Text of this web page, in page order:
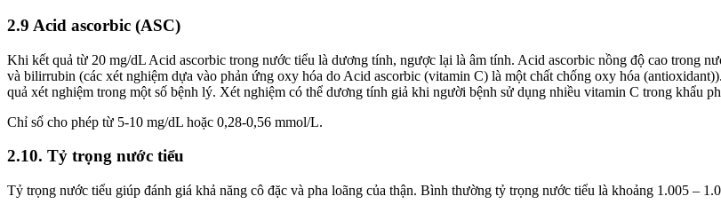
2.9 Acid ascorbic (ASC)
Khi kết quả từ 20 mg/dL Acid ascorbic trong nước tiểu là dương tính, ngược lại là âm tính. Acid ascorbic nồng độ cao trong
và bilirrubin (các xét nghiệm dựa vào phản ứng oxy hóa do Acid ascorbic (vitamin C) là một chất chống oxy hóa
quả xét nghiệm trong một số bệnh lý. Xét nghiệm có thể dương tính giả khi người bệnh sử dụng nhiều vitamin C trong khẩu
Chỉ số cho phép từ 5-10 mg/dL hoặc 0,28-0,56 mmol/L.
2.10. Tỷ trọng nước tiểu
Tỷ trọng nước tiểu giúp đánh giá khả năng cô đặc và pha loãng của thận. Bình thường tỷ trọng nước tiểu là khoảng 1.005 –